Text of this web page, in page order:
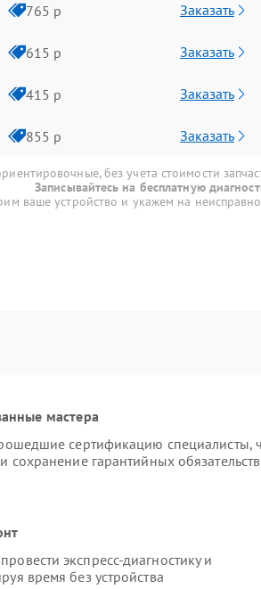
765 р Заказать
615 р Заказать
415 р Заказать
855 р Заказать
без учета стоимости
Записывайтесь на бесплатную
ваше устройство и укажем на
мастера
сертификацию специалисты,
сохранение гарантийных обязательств
экспресс-диагностику и
время без устройства